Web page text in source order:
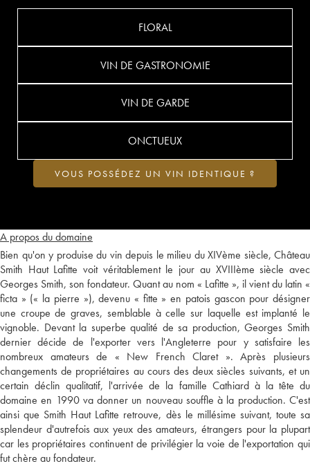
A propos du domaine
Bien qu'on y produise du vin depuis le milieu du XIVème siècle, Château
Smith Haut Lafitte voit véritablement le jour au XVIIIème siècle avec
Georges Smith, son fondateur. Quant au nom « Lafitte », il vient du latin «
ficta » (« la pierre »), devenu « fitte » en patois gascon pour désigner
une croupe de graves, semblable à celle sur laquelle est implanté le
vignoble. Devant la superbe qualité de sa production, Georges Smith
dernier décide de l'exporter vers l'Angleterre pour y satisfaire les
nombreux amateurs de « New French Claret ». Après plusieurs
changements de propriétaires au cours des deux siècles suivants, et un
certain déclin qualitatif, l'arrivée de la famille Cathiard à la tête du
domaine en 1990 va donner un nouveau souffle à la production. C'est
ainsi que Smith Haut Lafitte retrouve, dès le millésime suivant, toute sa
splendeur d'autrefois aux yeux des amateurs, étrangers pour la plupart
car les propriétaires continuent de privilégier la voie de l'exportation qui
fut chère au fondateur.
FLORAL
VIN DE GASTRONOMIE
VIN DE GARDE
ONCTUEUX
VOUS POSSÉDEZ UN VIN IDENTIQUE ?